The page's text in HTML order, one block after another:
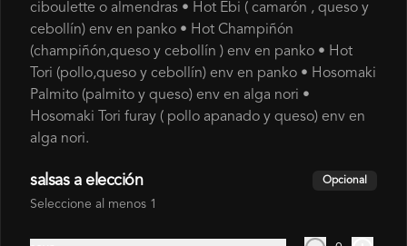
$3.000
COCA COLA 350 ML
$1.800
ciboulette o almendras • Hot Ebi ( camarón , queso y
cebollín) env en panko • Hot Champiñón
(champiñón,queso y cebollín ) env en panko • Hot
Tori (pollo,queso y cebollín) env en panko • Hosomaki
Palmito (palmito y queso) env en alga nori •
Hosomaki Tori furay ( pollo apanado y queso) env en
alga nori.
salsas a elección Opcional
Seleccione al menos 1